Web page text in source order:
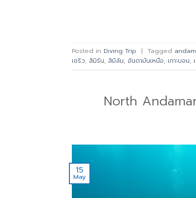
Posted in Diving Trip | Tagged
เชริว, สิมิรัน, สิมิลัน, อันดามันเหนือ, เกาะบอน,
North
15
May